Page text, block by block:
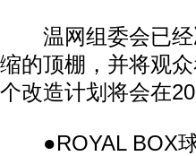
温网组委会已经
缩的顶棚，并将观
个改造计划将会在
●ROYAL BOX